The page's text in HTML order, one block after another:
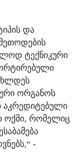
და
ტექნიკური
ორგანოს
აკრედიტებული
ოქმი, რომელიც
-